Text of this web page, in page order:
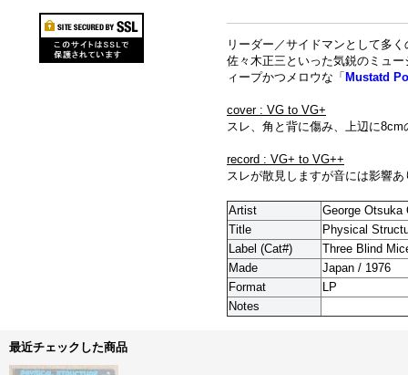
リーダー／サイドマンとして多
佐々木正三といった気鋭のミュ
ィープかつメロウな「 Mustatd
cover : VG to VG+
スレ、角と背に傷み、上辺に8cm
record : VG+ to VG++
スレが散見しますが音には影響あ
Artist
George Otsuka
Title
Physical
Label (Cat#)
Three Blind
Made
Japan / 1976
Format
LP
Notes
最近チェックした商品